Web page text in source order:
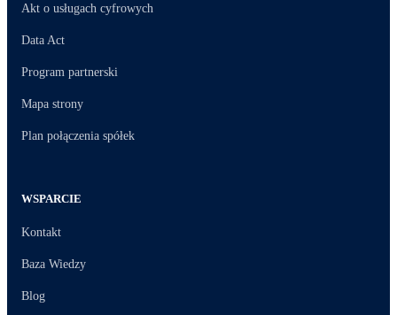
Akt o usługach cyfrowych
Data Act
Program partnerski
Mapa strony
Plan połączenia spółek
WSPARCIE
Kontakt
Baza Wiedzy
Blog